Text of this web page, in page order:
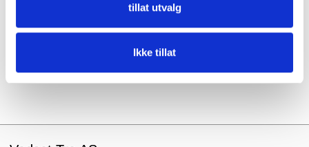
tillat utvalg
Ikke tillat
Kontonummer: 6543 05 13111